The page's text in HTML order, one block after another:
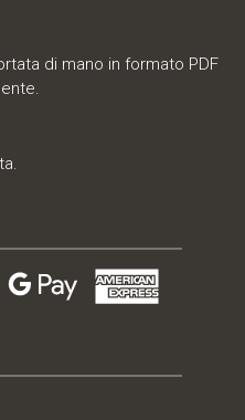
di mano in formato PDF